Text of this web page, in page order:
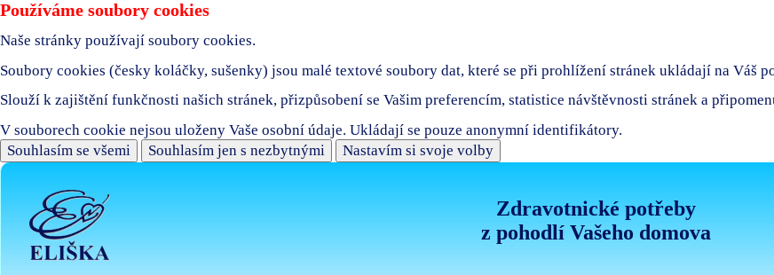
Používáme soubory cookies
Naše stránky používají soubory cookies.
Soubory cookies (česky koláčky, sušenky) jsou malé textové soubory dat, které se při prohlížení stránek ukládají na Váš
Slouží k zajištění funkčnosti našich stránek, přizpůsobení se Vašim preferencím, statistice návštěvnosti stránek a
V souborech cookie nejsou uloženy Vaše osobní údaje. Ukládají se pouze anonymní identifikátory.
Souhlasím se všemi
Souhlasím jen s nezbytnými Nastavím si svoje volby
Zdravotnické potřeby
z pohodlí Vašeho domova